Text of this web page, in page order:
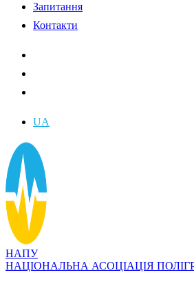
Запитання
Контакти
UA
НАПУ
НАЦІОНАЛЬНА АСОЦІАЦІЯ